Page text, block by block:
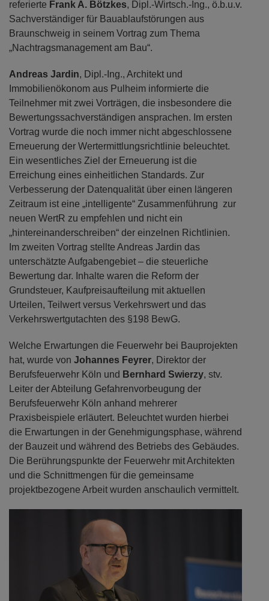
referierte Frank A. Bötzkes, Dipl.-Wirtsch.-Ing., ö.b.u.v.
Sachverständiger für Bauablaufstörungen aus
Braunschweig in seinem Vortrag zum Thema
„Nachtragsmanagement am Bau“.
Andreas Jardin, Dipl.-Ing., Architekt und
Immobilienökonom aus Pulheim informierte die
Teilnehmer mit zwei Vorträgen, die insbesondere die
Bewertungssachverständigen ansprachen. Im ersten
Vortrag wurde die noch immer nicht abgeschlossene
Erneuerung der Wertermittlungsrichtlinie beleuchtet.
Ein wesentliches Ziel der Erneuerung ist die
Erreichung eines einheitlichen Standards. Zur
Verbesserung der Datenqualität über einen längeren
Zeitraum ist eine „intelligente“ Zusammenführung zur
neuen WertR zu empfehlen und nicht ein
„hintereinanderschreiben“ der einzelnen Richtlinien.
Im zweiten Vortrag stellte Andreas Jardin das
unterschätzte Aufgabengebiet – die steuerliche
Bewertung dar. Inhalte waren die Reform der
Grundsteuer, Kaufpreisaufteilung mit aktuellen
Urteilen, Teilwert versus Verkehrswert und das
Verkehrswertgutachten des §198 BewG.
Welche Erwartungen die Feuerwehr bei Bauprojekten
hat, wurde von Johannes Feyrer, Direktor der
Berufsfeuerwehr Köln und Bernhard Swierzy, stv.
Leiter der Abteilung Gefahrenvorbeugung der
Berufsfeuerwehr Köln anhand mehrerer
Praxisbeispiele erläutert. Beleuchtet wurden hierbei
die Erwartungen in der Genehmigungsphase, während
der Bauzeit und während des Betriebs des Gebäudes.
Die Berührungspunkte der Feuerwehr mit Architekten
und die Schnittmengen für die gemeinsame
projektbezogene Arbeit wurden anschaulich vermittelt.